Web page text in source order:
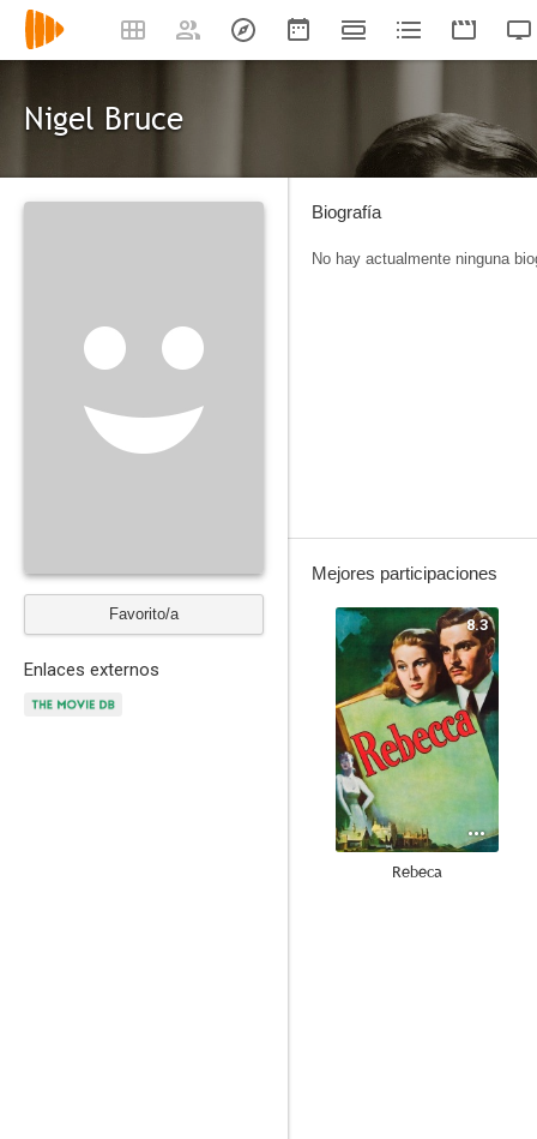
Nigel Bruce
Favorito/a
Enlaces externos
Biografía
No hay actualmente ninguna
Mejores participaciones
8.3
Rebeca